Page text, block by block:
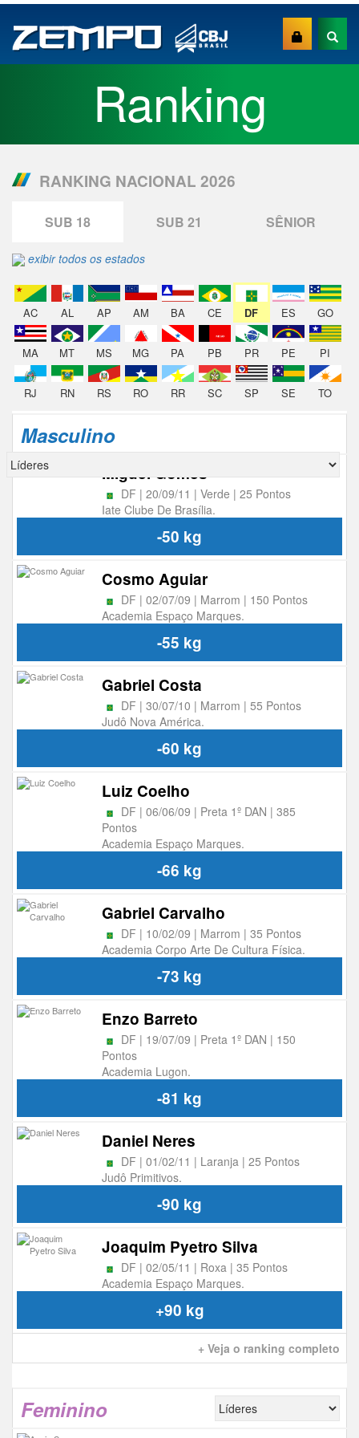
Ranking
RANKING NACIONAL 2026
SUB 18 SUB 21 SÊNIOR
exibir todos os estados
AC AL AP AM BA CE DF ES GO
MA MT MS MG PA PB PR PE PI
RJ RN RS RO RR SC SP SE TO
Masculino
Miguel Gomes
DF | 20/09/11 | Verde | 25 Pontos
Iate Clube De Brasília.
-50 kg
Cosmo Aguiar
DF | 02/07/09 | Marrom | 150 Pontos
Academia Espaço Marques.
-55 kg
Gabriel Costa
DF | 30/07/10 | Marrom | 55 Pontos
Judô Nova América.
-60 kg
Luiz Coelho
DF | 06/06/09 | Preta 1º DAN | 385
Pontos
Academia Espaço Marques.
-66 kg
Gabriel Carvalho
DF | 10/02/09 | Marrom | 35 Pontos
Academia Corpo Arte De Cultura Física.
-73 kg
Enzo Barreto
DF | 19/07/09 | Preta 1º DAN | 150
Pontos
Academia Lugon.
-81 kg
Daniel Neres
DF | 01/02/11 | Laranja | 25 Pontos
Judô Primitivos.
-90 kg
Joaquim Pyetro Silva
DF | 02/05/11 | Roxa | 35 Pontos
Academia Espaço Marques.
+90 kg
+ Veja o ranking completo
Feminino